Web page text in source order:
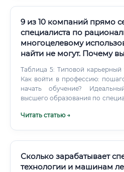
обучение работе с
земледелия ✅ Центр компетенций John Deere —
диагностика, ремонт,
Учебные программы
комбайнов и тракторов ✅ Учебный центр Агросистем —
комплексные
Дополнительно можно
системам точного земледелия
Это реально повышает
9 из 10 компаний прямо
специалиста по
многоцелевому
найти не могут. Почему
Таблица 5: Типовой
Как войти в профессию:
начать обучение?
высшего образования по
«Геоинформационные системы».
Читать статью →
Сколько зарабатывает
технологии и машинам